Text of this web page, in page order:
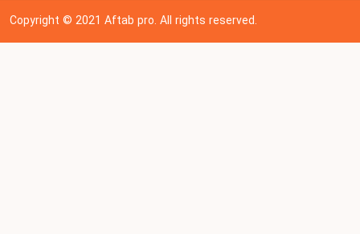
Copyright © 202 1Aftab pro. All rights reserved.